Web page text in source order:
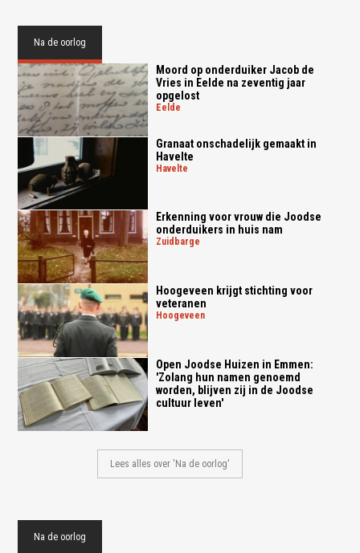
Na de oorlog
Moord op onderduiker Jacob de
Vries in Eelde na zeventig jaar
opgelost
eelde
Granaat onschadelijk gemaakt in
Havelte
havelte
Erkenning voor vrouw die Joodse
onderduikers in huis nam
zuidbarge
Hoogeveen krijgt stichting voor
veteranen
hoogeveen
Open Joodse Huizen in Emmen:
'Zolang hun namen genoemd
worden, blijven zij in de Joodse
cultuur leven'
Lees alles over 'Na de oorlog'
Na de oorlog